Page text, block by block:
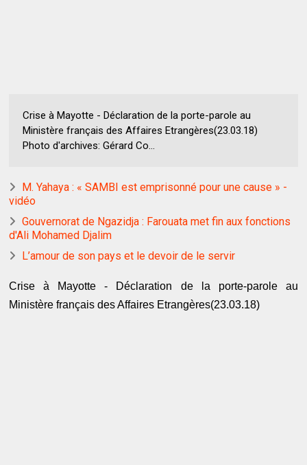
Crise à Mayotte - Déclaration de la porte-parole au
Ministère français des Affaires Etrangères(23.03.18)
Photo d'archives: Gérard Co...
M. Yahaya : « SAMBI est emprisonné pour une cause » -
vidéo
Gouvernorat de Ngazidja : Farouata met fin aux fonctions
d'Ali Mohamed Djalim
L’amour de son pays et le devoir de le servir
Crise à Mayotte - Déclaration de la porte-parole au
Ministère français des Affaires Etrangères(23.03.18)